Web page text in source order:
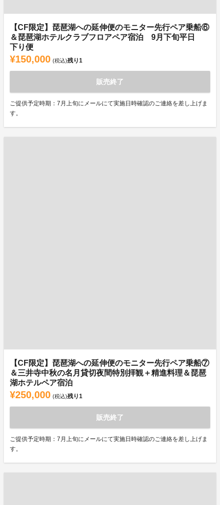
【CF限定】琵琶湖への延伸便のモニター先行ペア乗船⑥
＆琵琶湖ホテルクラブフロアペア宿泊 9月下旬平日
下り便
¥150,000 (税込)残り1
販売終了
ご提供予定時期：7月上旬にメールにて実施日時確認のご連絡を差し上げま
す。
【CF限定】琵琶湖への延伸便のモニター先行ペア乗船⑦
＆三井寺中秋の名月貸切夜間特別拝観＋精進料理＆琵琶
湖ホテルペア宿泊
¥250,000 (税込)残り1
販売終了
ご提供予定時期：7月上旬にメールにて実施日時確認のご連絡を差し上げま
す。